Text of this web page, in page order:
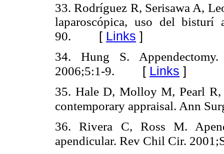
33. Rodríguez R, Serisawa A,
laparoscópica, uso del bisturí
90. [ Links ]
34. Hung S.
2006;5:1-9. [ Links ]
35. Hale D, Molloy M, Pearl R,
contemporary appraisal. Ann
36. Rivera C, Ross M.
apendicular. Rev Chil Cir.